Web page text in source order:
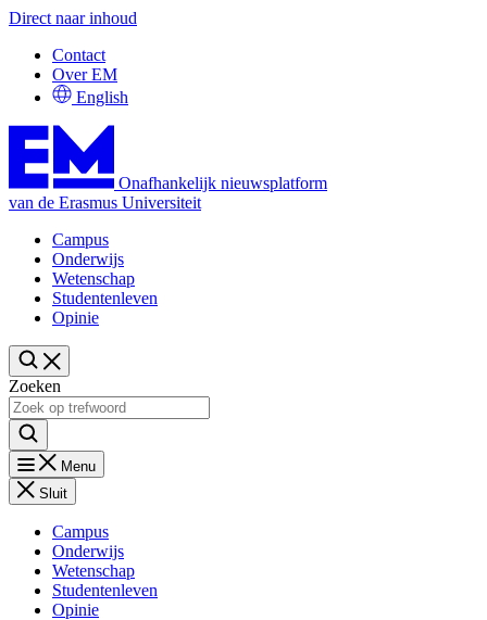
Direct naar inhoud
Contact
Over EM
English
Onafhankelijk nieuwsplatform
van de Erasmus Universiteit
Campus
Onderwijs
Wetenschap
Studentenleven
Opinie
Zoeken
Menu
Sluit
Campus
Onderwijs
Wetenschap
Studentenleven
Opinie